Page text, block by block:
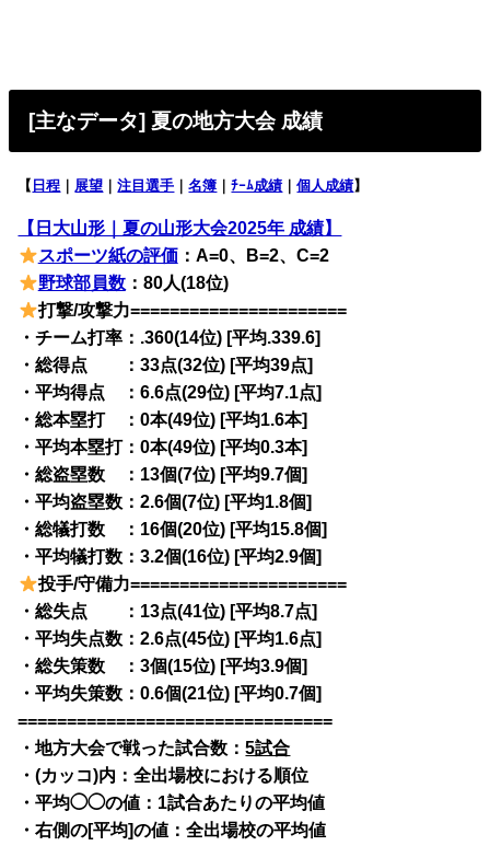
[主なデータ] 夏の地方大会 成績
【 日程 ｜ 展望 ｜注目選手 ｜名簿 ｜ﾁｰﾑ成績 ｜個人成績】
【日大山形｜夏の山形大会2025年 成績】
スポーツ紙の評価：A=0、B=2、C=2
野球部員数：80人(18位)
打撃/攻撃力======================
・チーム打率：.360(14位) [平均.339.6]
・総得点 ：33点(32位) [平均39点]
・平均得点 ：6.6点(29位) [平均7.1点]
・総本塁打 ：0本(49位) [平均1.6本]
・平均本塁打：0本(49位) [平均0.3本]
・総盗塁数 ：13個(7位) [平均9.7個]
・平均盗塁数：2.6個(7位) [平均1.8個]
・総犠打数 ：16個(20位) [平均15.8個]
・平均犠打数：3.2個(16位) [平均2.9個]
投手/守備力======================
・総失点 ：13点(41位) [平均8.7点]
・平均失点数：2.6点(45位) [平均1.6点]
・総失策数 ：3個(15位) [平均3.9個]
・平均失策数：0.6個(21位) [平均0.7個]
================================
・地方大会で戦った試合数：5試合
・(カッコ)内：全出場校における順位
・平均◯◯の値：1試合あたりの平均値
・右側の[平均]の値：全出場校の平均値